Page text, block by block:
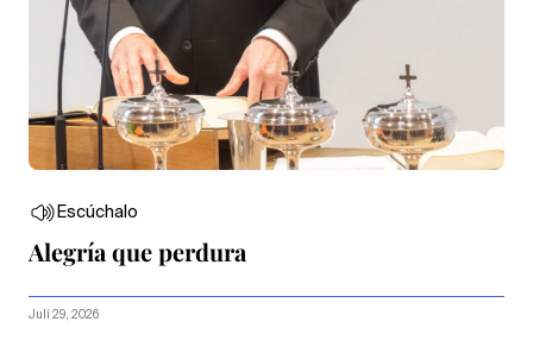
Escúchalo
Alegría que perdura
Juli 29, 2026